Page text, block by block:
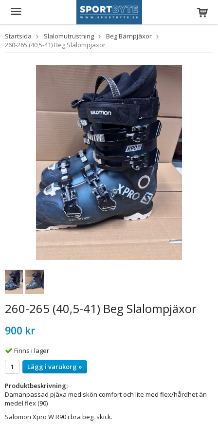
Startsida Slalomutrustning
Beg Barnpjäxor
260-265 (40,5-41) Beg Slalompjäxor
260-265 (40,5-41) Beg Slalompjäxor
900 kr
Finns i lager
Lägg i varukorg »
Produktbeskrivning:
Damanpassad pjäxa med skön comfort och lite med flex/hårdhet än
medel flex (90)
Salomon Xpro W R90 i bra beg. skick.